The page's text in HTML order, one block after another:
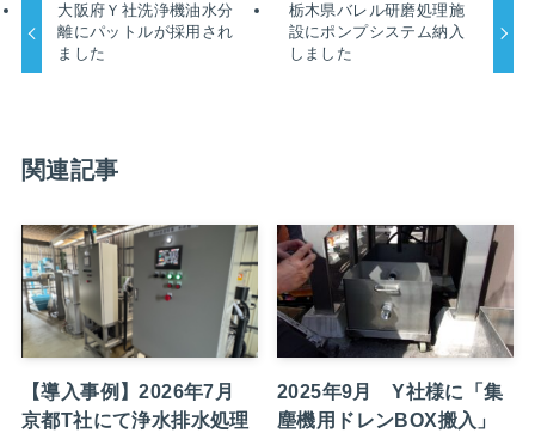
大阪府Ｙ社洗浄機油水分
離にパットルが採用され
ました
栃木県バレル研磨処理施
設にポンプシステム納入
しました
関連記事
【導入事例】2026年7月
京都T社にて浄水排水処理
2025年9月 Y社様に「集
塵機用ドレンBOX搬入」